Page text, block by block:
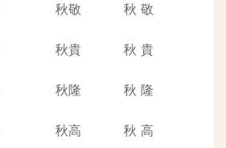
秋敬 秋 敬
秋貴 秋 貴
秋隆 秋 隆
秋高 秋 高